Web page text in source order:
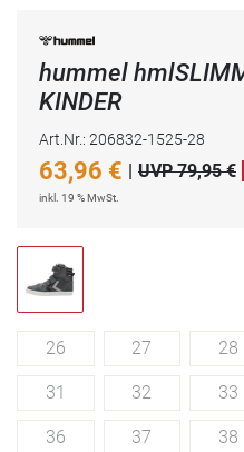
hummel
KINDER
Art.Nr.: 206832-1525-28
63,96 € | UVP 79,95 €
inkl. 19 % MwSt.
26 27 28
31 32 33
36 37 38